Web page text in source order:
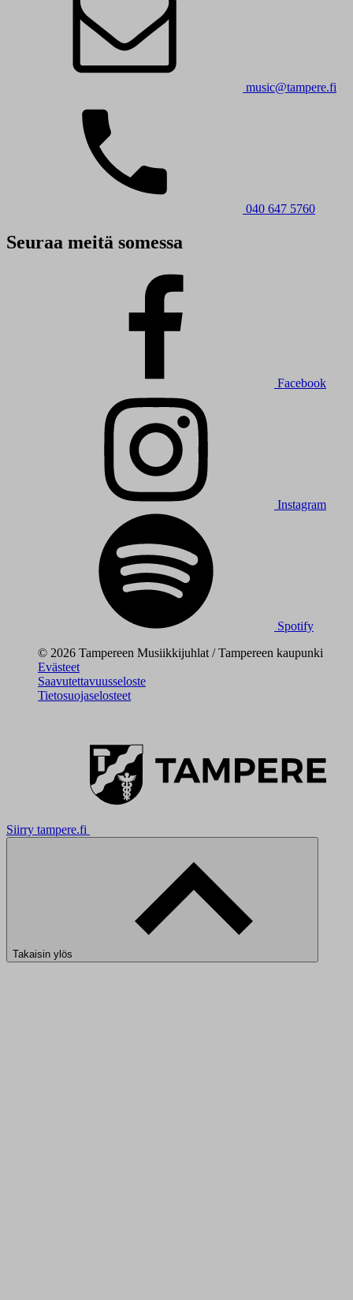
music@tampere.fi
040 647 5760
Seuraa meitä somessa
Facebook
Instagram
Spotify
© 2026 Tampereen Musiikkijuhlat / Tampereen kaupunki
Evästeet
Saavutettavuusseloste
Tietosuojaselosteet
Siirry tampere.fi
Takaisin ylös